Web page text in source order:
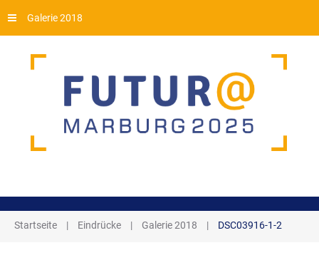
Galerie 2018
Startseite | Eindrücke | Galerie 2018 | DSC03916-1-2